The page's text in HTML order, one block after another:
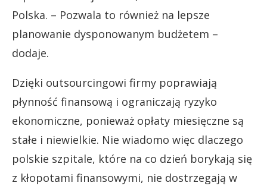
Polska. – Pozwala to również na lepsze
planowanie dysponowanym budżetem –
dodaje.
Dzięki outsourcingowi firmy poprawiają
płynność finansową i ograniczają ryzyko
ekonomiczne, ponieważ opłaty miesięczne są
stałe i niewielkie. Nie wiadomo więc dlaczego
polskie szpitale, które na co dzień borykają się
z kłopotami finansowymi, nie dostrzegają w